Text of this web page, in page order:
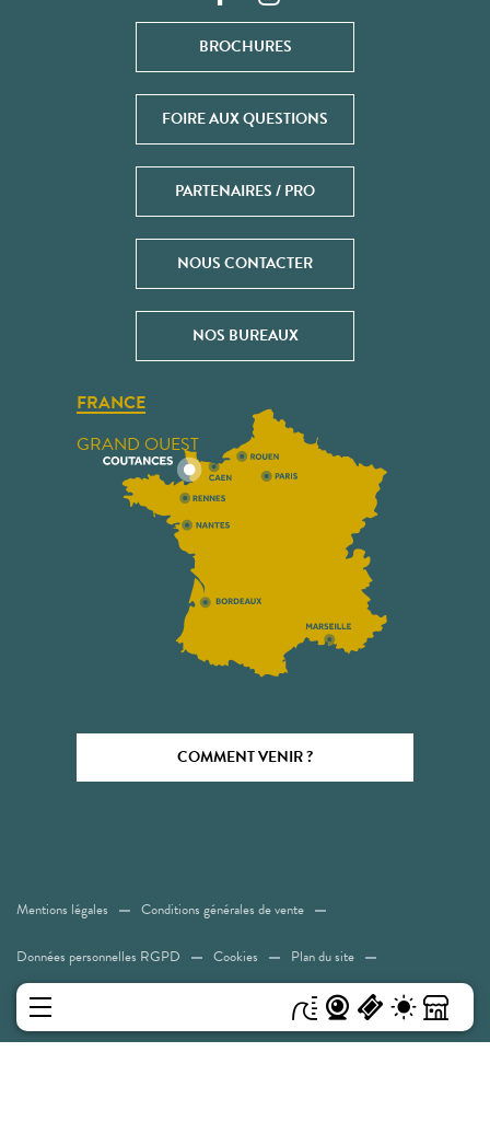
BROCHURES
FOIRE AUX QUESTIONS
PARTENAIRES / PRO
NOUS CONTACTER
NOS BUREAUX
FRANCE
GRAND OUEST
COMMENT VENIR ?
Mentions légales Conditions générales de vente
Données personnelles RGPD Cookies Plan du site
Accessibilité: Non conforme